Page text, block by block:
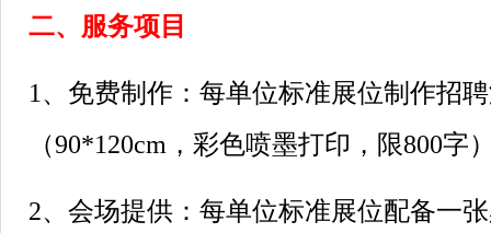
二、服务项目
1、免费制作：每单位标准展位制作招
（90*120cm，彩色喷墨打印，限800字
2、会场提供：每单位标准展位配备一